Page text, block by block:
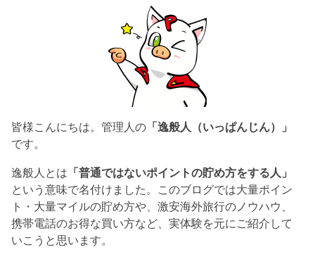
皆様こんにちは。管理人の 「逸般人（いっぱんじん）」
です。
逸般人とは 「普通ではないポイントの貯め方をする人」
という意味で名付けました。このブログでは大量ポイン
ト・大量マイルの貯め方や、激安海外旅行のノウハウ、
携帯電話のお得な買い方など、実体験を元にご紹介して
いこうと思います。